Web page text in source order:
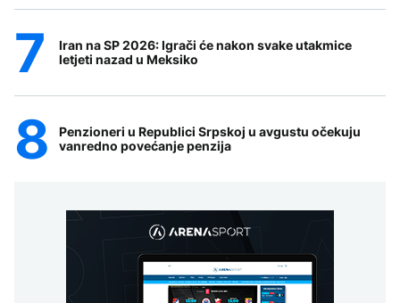
Iran na SP 2026: Igrači će nakon svake utakmice
letjeti nazad u Meksiko
Penzioneri u Republici Srpskoj u avgustu očekuju
vanredno povećanje penzija